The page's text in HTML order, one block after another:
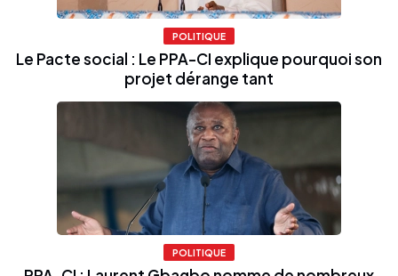
POLITIQUE
Le Pacte social : Le PPA-CI explique pourquoi son
projet dérange tant
POLITIQUE